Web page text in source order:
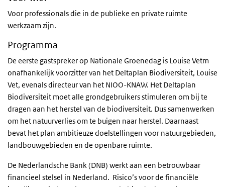
Voor professionals die in de publieke en private ruimte
werkzaam zijn.
Programma
De eerste gastspreker op Nationale Groenedag is Louise Vetm
onafhankelijk voorzitter van het Deltaplan Biodiversiteit, Louise
Vet, evenals directeur van het NIOO-KNAW. Het Deltaplan
Biodiversiteit moet alle grondgebruikers stimuleren om bij te
dragen aan het herstel van de biodiversiteit. Dus samenwerken
om het natuurverlies om te buigen naar herstel. Daarnaast
bevat het plan ambitieuze doelstellingen voor natuurgebieden,
landbouwgebieden en de openbare ruimte.
De Nederlandsche Bank (DNB) werkt aan een betrouwbaar
financieel stelsel in Nederland. Risico’s voor de financiële